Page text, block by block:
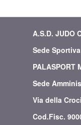
A.S.D. JUDO
Sede
PALASPORT
Sede
Via della
Cod.Fisc.